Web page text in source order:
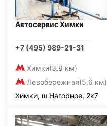
Автосервис Химки
+7 (495) 989-21-31
Химки(3,8 км)
Левобережная(5,6 км)
Химки, ш Нагорное, 2к7